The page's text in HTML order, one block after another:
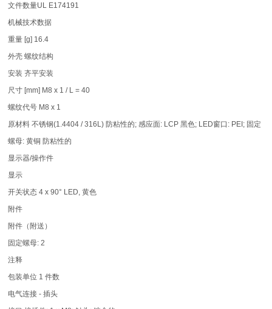
文件数量UL E174191
机械技术数据
重量 [g] 16.4
外壳 螺纹结构
安装 齐平安装
尺寸 [mm] M8 x 1 / L = 40
螺纹代号 M8 x 1
原材料 不锈钢(1.4404 / 316L) 防粘性的; 感应面: LCP 黑色; LED窗口: PEI; 固定
螺母: 黄铜 防粘性的
显示器/操作件
显示
开关状态 4 x 90° LED, 黄色
附件
附件（附送）
固定螺母: 2
注释
包装单位 1 件数
电气连接 - 插头